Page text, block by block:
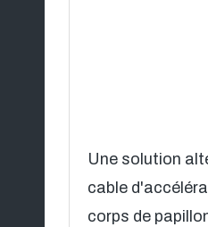
Une solution
cable
corps de